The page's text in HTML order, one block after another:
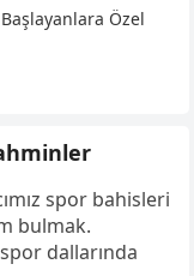
Özel
spor bahisleri
bulmak.
dallarında